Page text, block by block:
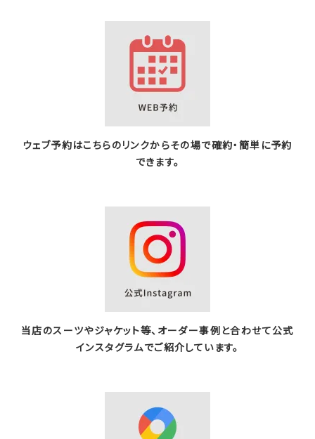
ウェブ予約はこちらのリンクからその場で確約・簡単に予約
できます。
当店のスーツやジャケット等、オーダー事例と合わせて公式
インスタグラムでご紹介しています。